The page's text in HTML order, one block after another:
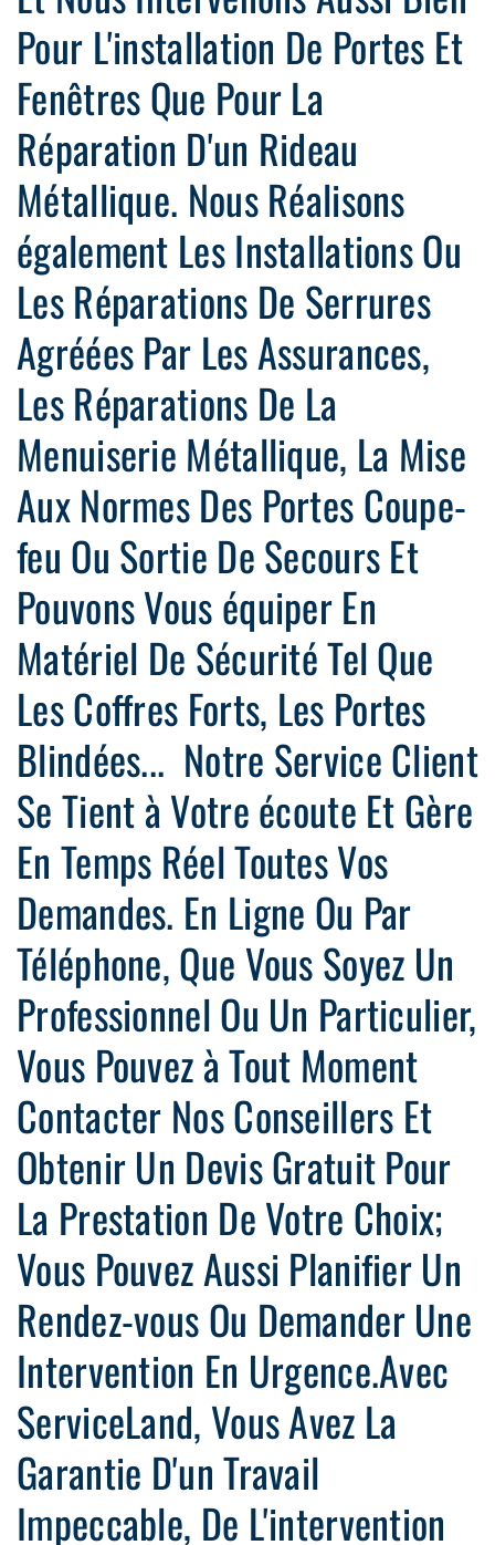
Pour L'installation De Portes Et
Fenêtres Que Pour La
Réparation D'un Rideau
Métallique. Nous Réalisons
également Les Installations Ou
Les Réparations De Serrures
Agréées Par Les Assurances,
Les Réparations De La
Menuiserie Métallique, La Mise
Aux Normes Des Portes Coupe-
feu Ou Sortie De Secours Et
Pouvons Vous équiper En
Matériel De Sécurité Tel Que
Les Coffres Forts, Les Portes
Blindées... Notre Service Client
Se Tient à Votre écoute Et Gère
En Temps Réel Toutes Vos
Demandes. En Ligne Ou Par
Téléphone, Que Vous Soyez Un
Professionnel Ou Un Particulier,
Vous Pouvez à Tout Moment
Contacter Nos Conseillers Et
Obtenir Un Devis Gratuit Pour
La Prestation De Votre Choix;
Vous Pouvez Aussi Planifier Un
Rendez-vous Ou Demander Une
Intervention En Urgence.Avec
ServiceLand, Vous Avez La
Garantie D'un Travail
Impeccable, De L'intervention